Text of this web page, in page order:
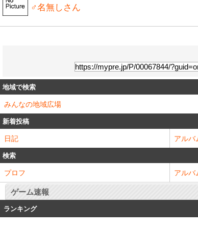
♂名無しさん
地域で検索
みんなの地域広場
新着投稿
日記 アルバ
検索
プロフ アルバ
ゲーム速報
ランキング